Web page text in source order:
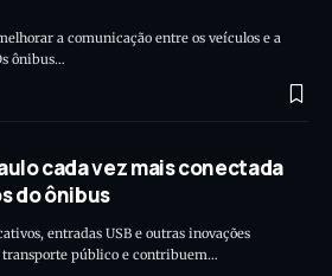
a comunicação entre os veículos e a
ônibus…
cada vez mais conectada
do ônibus
entradas USB e outras inovações
público e contribuem…